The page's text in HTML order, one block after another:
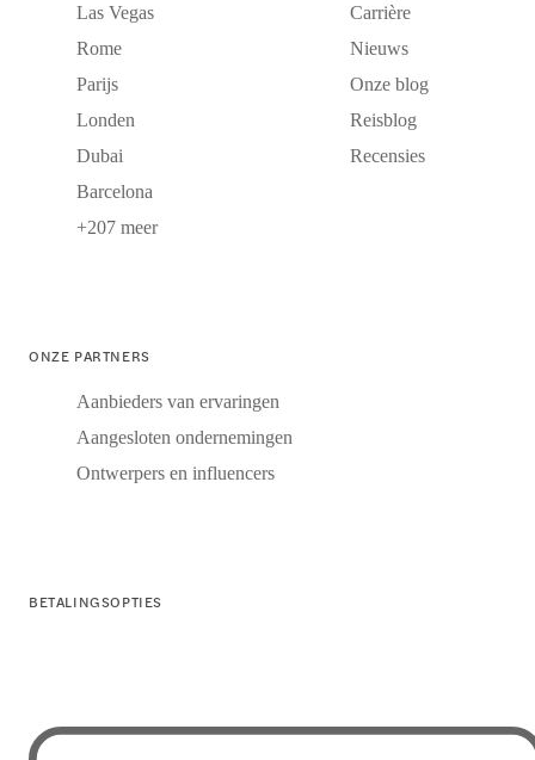
Las Vegas
Rome
Parijs
Londen
Dubai
Barcelona
+207 meer
Carrière
Nieuws
Onze blog
Reisblog
Recensies
ONZE PARTNERS
Aanbieders van ervaringen
Aangesloten ondernemingen
Ontwerpers en influencers
BETALINGSOPTIES